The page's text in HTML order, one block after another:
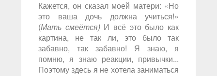
Кажется, он сказал моей матери: «Но
это ваша дочь должна учиться!»
(Мать смеётся)И всё это было как
картина, не так ли, это было так
забавно, так забавно! Я знаю, я
помню, я знаю реакции, привычки...
Поэтому здесь я не хотела заниматься